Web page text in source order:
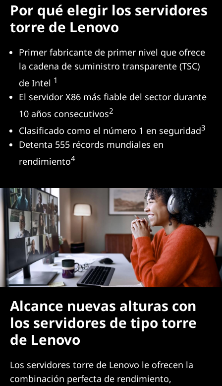
Por qué elegir los servidores
torre de Lenovo
Primer fabricante de primer nivel que ofrece
la cadena de suministro transparente (TSC)
de Intel 1
El servidor X86 más fiable del sector durante
10 años consecutivos2
Clasificado como el número 1 en seguridad3
Detenta 555 récords mundiales en
rendimiento4
Alcance nuevas alturas con
los servidores de tipo torre
de Lenovo
Los servidores torre de Lenovo le ofrecen la
combinación perfecta de rendimiento,